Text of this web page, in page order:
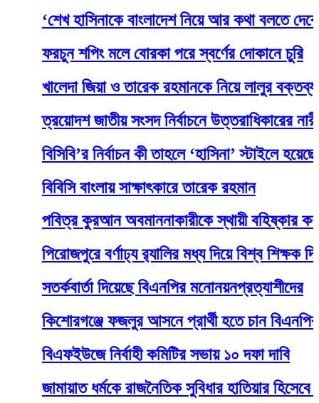
‘শেখ হাসিনাকে বাংলাদেশ নিয়ে আর কথা বলতে দেবে না
ফরচুন শপিং মলে বোরকা পরে স্বর্ণের দোকানে চুরি
খালেদা জিয়া ও তারেক রহমানকে নিয়ে লালুর বক্তব্য
ত্রয়োদশ জাতীয় সংসদ নির্বাচনে উত্তরাধিকারের নারী
বিসিবি’র নির্বাচন কী তাহলে ‘হাসিনা’ স্টাইলে হয়েছে?
বিবিসি বাংলায় সাক্ষাৎকারে তারেক রহমান
পবিত্র কুরআন অবমাননাকারীকে স্থায়ী বহিষ্কার করল
পিরোজপুরে বর্ণাঢ্য র‍্যালির মধ্য দিয়ে বিশ্ব শিক্ষক দিবস
সতর্কবার্তা দিয়েছে বিএনপির মনোনয়নপ্রত্যাশীদের
কিশোরগঞ্জে ফজলুর আসনে প্রার্থী হতে চান বিএনপির
বিএফইউজে নির্বাহী কমিটির সভায় ১০ দফা দাবি
জামায়াত ধর্মকে রাজনৈতিক সুবিধার হাতিয়ার হিসেবে